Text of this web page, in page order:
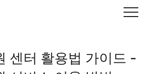
센터 활용법 가이드 -